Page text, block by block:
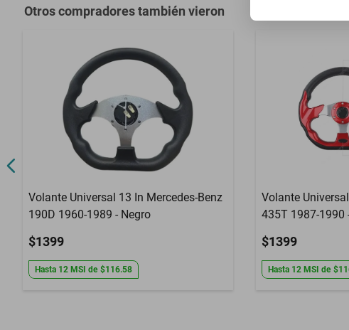
Otros compradores también vieron
Volante Universal 13 In Mercedes-Benz
190D 1960-1989 - Negro
$1399
Hasta 12 MSI de $116.58
Volante
435T 1987-1990
$1399
Hasta 12 MSI de